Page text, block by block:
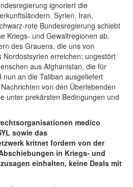
ignoriert die
Syrien, Iran,
rote Bundesregierung schiebt
Kriegs- und Gewaltregionen ab.
des Grauens, die uns von
erreichen; ungestört
aus Afghanistan, die für
an die Taliban ausgeliefert
von den Überlebenden
unter prekärsten Bedingungen und
medico
sowie das
kritnet fordern von der
in Kriegs- und
einhalten, keine Deals mit